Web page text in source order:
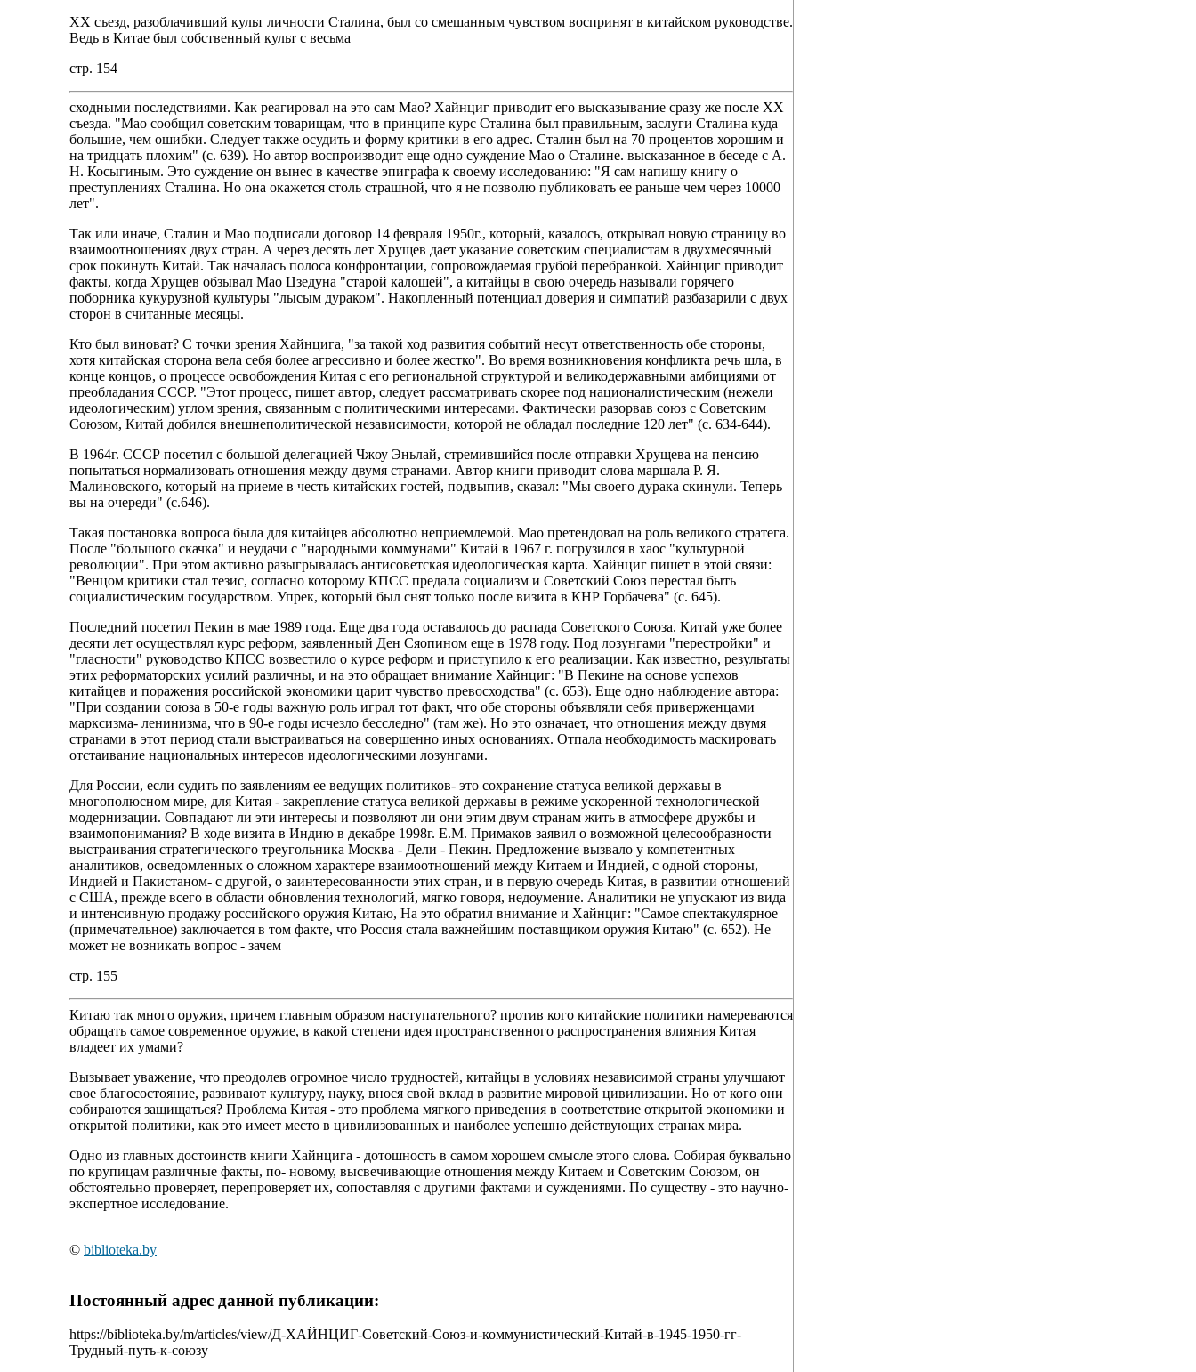
XX съезд, разоблачивший культ личности Сталина, был со смешанным чувством воспринят в китайском руководстве.
Ведь в Китае был собственный культ с весьма
стр. 154
сходными последствиями. Как реагировал на это сам Мао? Хайнциг приводит его высказывание сразу же после XX
съезда. "Мао сообщил советским товарищам, что в принципе курс Сталина был правильным, заслуги Сталина куда
большие, чем ошибки. Следует также осудить и форму критики в его адрес. Сталин был на 70 процентов хорошим и
на тридцать плохим" (с. 639). Но автор воспроизводит еще одно суждение Мао о Сталине. высказанное в беседе с А.
Н. Косыгиным. Это суждение он вынес в качестве эпиграфа к своему исследованию: "Я сам напишу книгу о
преступлениях Сталина. Но она окажется столь страшной, что я не позволю публиковать ее раньше чем через 10000
лет".
Так или иначе, Сталин и Мао подписали договор 14 февраля 1950г., который, казалось, открывал новую страницу во
взаимоотношениях двух стран. А через десять лет Хрущев дает указание советским специалистам в двухмесячный
срок покинуть Китай. Так началась полоса конфронтации, сопровождаемая грубой перебранкой. Хайнциг приводит
факты, когда Хрущев обзывал Мао Цзедуна "старой калошей", а китайцы в свою очередь называли горячего
поборника кукурузной культуры "лысым дураком". Накопленный потенциал доверия и симпатий разбазарили с двух
сторон в считанные месяцы.
Кто был виноват? С точки зрения Хайнцига, "за такой ход развития событий несут ответственность обе стороны,
хотя китайская сторона вела себя более агрессивно и более жестко". Во время возникновения конфликта речь шла, в
конце концов, о процессе освобождения Китая с его региональной структурой и великодержавными амбициями от
преобладания СССР. "Этот процесс, пишет автор, следует рассматривать скорее под националистическим (нежели
идеологическим) углом зрения, связанным с политическими интересами. Фактически разорвав союз с Советским
Союзом, Китай добился внешнеполитической независимости, которой не обладал последние 120 лет" (с. 634-644).
В 1964г. СССР посетил с большой делегацией Чжоу Эньлай, стремившийся после отправки Хрущева на пенсию
попытаться нормализовать отношения между двумя странами. Автор книги приводит слова маршала Р. Я.
Малиновского, который на приеме в честь китайских гостей, подвыпив, сказал: "Мы своего дурака скинули. Теперь
вы на очереди" (с.646).
Такая постановка вопроса была для китайцев абсолютно неприемлемой. Мао претендовал на роль великого стратега.
После "большого скачка" и неудачи с "народными коммунами" Китай в 1967 г. погрузился в хаос "культурной
революции". При этом активно разыгрывалась антисоветская идеологическая карта. Хайнциг пишет в этой связи:
"Венцом критики стал тезис, согласно которому КПСС предала социализм и Советский Союз перестал быть
социалистическим государством. Упрек, который был снят только после визита в КНР Горбачева" (с. 645).
Последний посетил Пекин в мае 1989 года. Еще два года оставалось до распада Советского Союза. Китай уже более
десяти лет осуществлял курс реформ, заявленный Ден Сяопином еще в 1978 году. Под лозунгами "перестройки" и
"гласности" руководство КПСС возвестило о курсе реформ и приступило к его реализации. Как известно, результаты
этих реформаторских усилий различны, и на это обращает внимание Хайнциг: "В Пекине на основе успехов
китайцев и поражения российской экономики царит чувство превосходства" (с. 653). Еще одно наблюдение автора:
"При создании союза в 50-е годы важную роль играл тот факт, что обе стороны объявляли себя приверженцами
марксизма- ленинизма, что в 90-е годы исчезло бесследно" (там же). Но это означает, что отношения между двумя
странами в этот период стали выстраиваться на совершенно иных основаниях. Отпала необходимость маскировать
отстаивание национальных интересов идеологическими лозунгами.
Для России, если судить по заявлениям ее ведущих политиков- это сохранение статуса великой державы в
многополюсном мире, для Китая - закрепление статуса великой державы в режиме ускоренной технологической
модернизации. Совпадают ли эти интересы и позволяют ли они этим двум странам жить в атмосфере дружбы и
взаимопонимания? В ходе визита в Индию в декабре 1998г. Е.М. Примаков заявил о возможной целесообразности
выстраивания стратегического треугольника Москва - Дели - Пекин. Предложение вызвало у компетентных
аналитиков, осведомленных о сложном характере взаимоотношений между Китаем и Индией, с одной стороны,
Индией и Пакистаном- с другой, о заинтересованности этих стран, и в первую очередь Китая, в развитии отношений
с США, прежде всего в области обновления технологий, мягко говоря, недоумение. Аналитики не упускают из вида
и интенсивную продажу российского оружия Китаю, На это обратил внимание и Хайнциг: "Самое спектакулярное
(примечательное) заключается в том факте, что Россия стала важнейшим поставщиком оружия Китаю" (с. 652). Не
может не возникать вопрос - зачем
стр. 155
Китаю так много оружия, причем главным образом наступательного? против кого китайские политики намереваются
обращать самое современное оружие, в какой степени идея пространственного распространения влияния Китая
владеет их умами?
Вызывает уважение, что преодолев огромное число трудностей, китайцы в условиях независимой страны улучшают
свое благосостояние, развивают культуру, науку, внося свой вклад в развитие мировой цивилизации. Но от кого они
собираются защищаться? Проблема Китая - это проблема мягкого приведения в соответствие открытой экономики и
открытой политики, как это имеет место в цивилизованных и наиболее успешно действующих странах мира.
Одно из главных достоинств книги Хайнцига - дотошность в самом хорошем смысле этого слова. Собирая буквально
по крупицам различные факты, по- новому, высвечивающие отношения между Китаем и Советским Союзом, он
обстоятельно проверяет, перепроверяет их, сопоставляя с другими фактами и суждениями. По существу - это научно-
экспертное исследование.
© biblioteka.by
Постоянный адрес данной публикации:
https://biblioteka.by/m/articles/view/Д-ХАЙНЦИГ-Советский-Союз-и-коммунистический-Китай-в-1945-1950-гг-
Трудный-путь-к-союзу